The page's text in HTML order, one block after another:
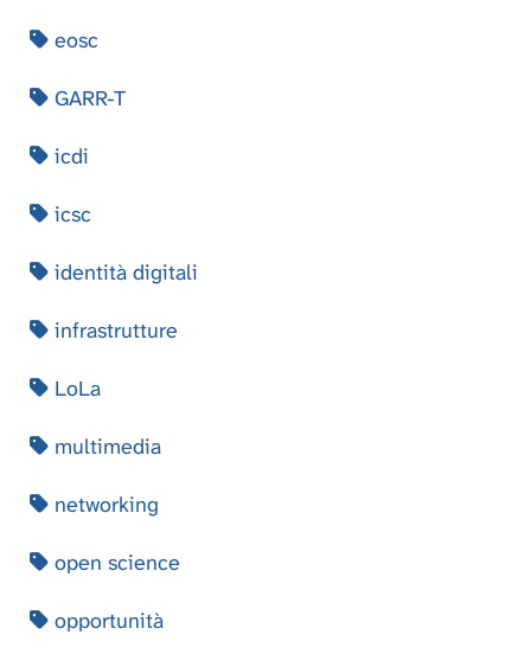
eosc
GARR-T
icdi
icsc
identità digitali
infrastrutture
LoLa
multimedia
networking
open science
opportunità